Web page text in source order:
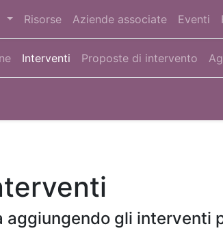
Risorse Aziende associate Eventi
Interventi Proposte di intervento
aggiungendo gli interventi